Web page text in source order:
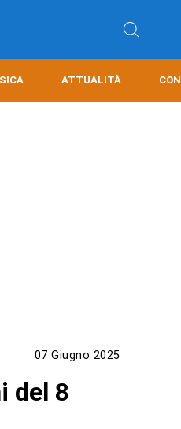
ATTUALITÀ
07 Giugno 2025
del 8